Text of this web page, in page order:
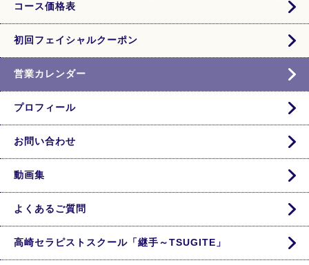
コース価格表
初回フェイシャルクーポン
営業カレンダー
プロフィール
お問い合わせ
動画集
よくあるご質問
高崎セラピストスクール「継手～TSUGITE」